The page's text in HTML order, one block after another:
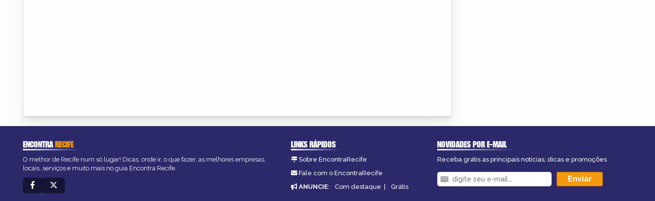
ENCONTRARECIFE
O melhor de Recife num só lugar! Dicas, onde ir, o que fazer, as melhores empresas,
locais, serviços e muito mais no guia Encontra Recife.
LINKS RÁPIDOS
Sobre EncontraRecife
Fale com o EncontraRecife
ANUNCIE: Com destaque | Grátis
NOVIDADES POR E-MAIL
Receba grátis as principais notícias, dicas e promoções